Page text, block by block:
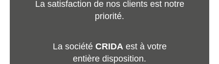
La satisfaction de nos clients est notre
priorité.
La société CRIDAest à votre
entière disposition.